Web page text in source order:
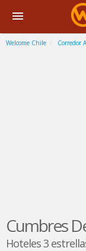
Welcome Chile Corredor
Cumbres
Hoteles 3